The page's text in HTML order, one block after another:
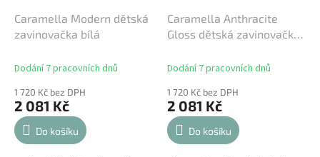
Caramella Modern dětská
zavinovačka bílá
Dodání 7 pracovních dnů
1 720 Kč bez DPH
2 081 Kč
Do košíku
Caramella Anthracite
Gloss dětská zavinovačka
Dodání 7 pracovních dnů
1 720 Kč bez DPH
2 081 Kč
Do košíku